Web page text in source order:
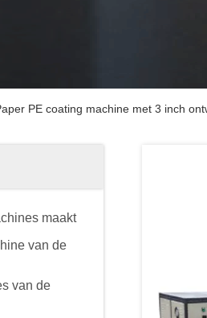
PE coating machine met 3 inch
maakt
van de
van de